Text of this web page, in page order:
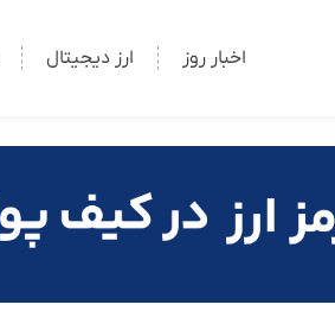
اخبار روز ارز دیجیتال